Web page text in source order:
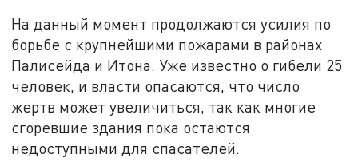
На данный момент продолжаются усилия по
борьбе с крупнейшими пожарами в районах
Палисейда и Итона. Уже известно о гибели 25
человек, и власти опасаются, что число
жертв может увеличиться, так как многие
сгоревшие здания пока остаются
недоступными для спасателей.